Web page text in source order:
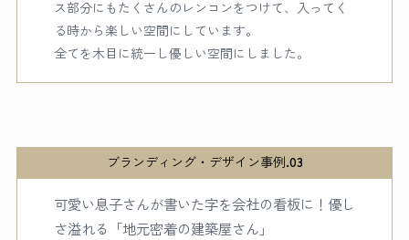
ス部分にもたくさんのレンコンをつけて、入ってく
る時から楽しい空間にしています。
全てを木目に統一し優しい空間にしました。
ブランディング・デザイン事例.03
可愛い息子さんが書いた字を会社の看板に！優し
さ溢れる「地元密着の建築屋さん」